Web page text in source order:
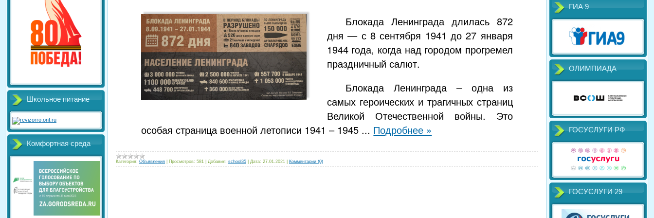
Школьное питание
Комфортная среда
Блокада Ленинграда длилась 872
дня — с 8 сентября 1941 до 27 января
1944 года, когда над городом прогремел
праздничный салют.
Блокада Ленинграда – одна из
самых героических и трагичных страниц
Великой Отечественной войны. Это
особая страница военной летописи 1941 – 1945 ... Подробнее »
Категория: Объявления Просмотров: 581 Добавил: school35 Дата: 27.01.2021 Комментарии (0)
ГИА 9
ОЛИМПИАДА
ГОСУСЛУГИ РФ
ГОСУСЛУГИ 29